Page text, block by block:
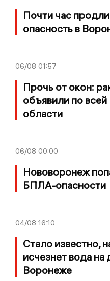
Почти час
опасность в
06/08 01:57
Прочь от окон:
объявили по
области
06/08 00:00
Нововоронеж
БПЛА-опасности
04/08 16:10
Стало известно,
исчезнет вода на
Воронеже